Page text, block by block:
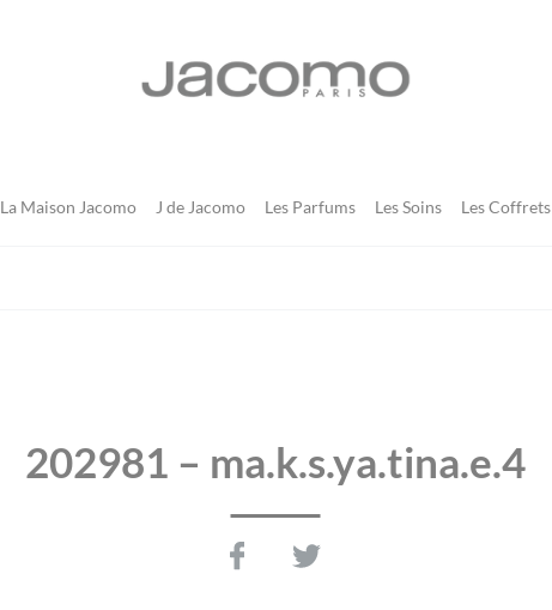
JACOMO
La Maison Jacomo J de Jacomo Les Parfums Les Soins Les Coffrets
202981 – ma.k.s.ya.tina.e.4